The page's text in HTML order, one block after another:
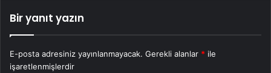
Bir yanıt yazın
E-posta adresiniz yayınlanmayacak. Gerekli alanlar * ile
işaretlenmişlerdir